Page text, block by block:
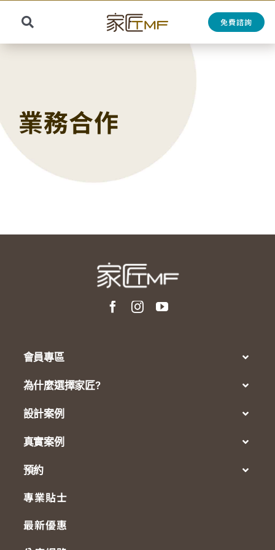
content
Toggle
Navigation
Search
免費諮詢
業務合作
會員專區
為什麼選擇家匠?
設計案例
真實案例
預約
專業貼士
最新優惠